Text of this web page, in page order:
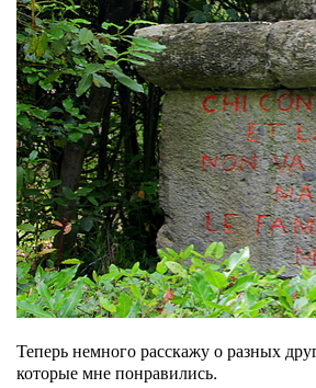
Теперь немного расскажу о разных
которые мне понравились.